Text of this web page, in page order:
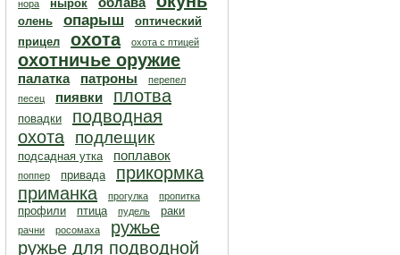
нора
нырок
олень опарыш
оптический
прицел
охота охота с птицей
охотничье оружие
палатка патроны
перепел
песец
пиявки плотва
повадки
подводная
охота
подлещик
подсадная утка поплавок
поппер привада
прикормка
приманка
прогулка пропитка
профили птица пудель раки
рачни росомаха
ружье
ружье для подводной